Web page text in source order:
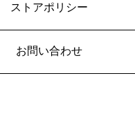
ストアポリシー
お問い合わせ